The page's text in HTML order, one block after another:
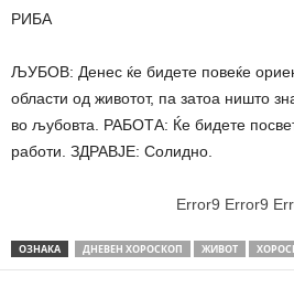
РИБА
ЉУБОВ: Денес ќе бидете повеќе
области од животот, па затоа ништо
во љубовта. РАБОТА: Ќе бидете
работи. ЗДРАВЈЕ: Солидно.
Error9 Error9
ОЗНАКА ДНЕВЕН ХОРОСКОП ЖИВОТ